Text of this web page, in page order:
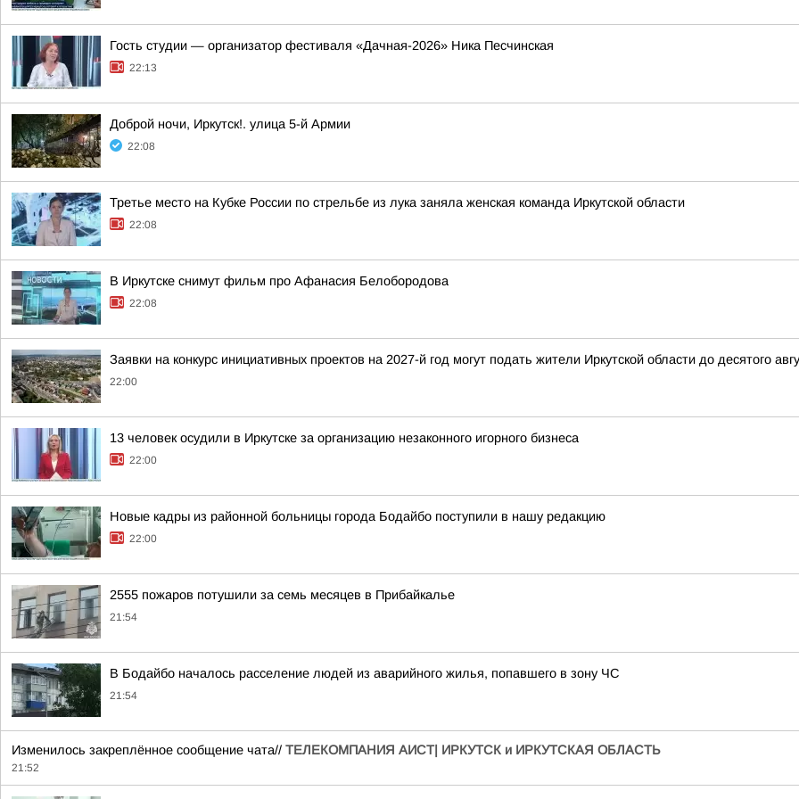
Гость студии — организатор фестиваля «Дачная-2026» Ника Песчинская
22:13
Доброй ночи, Иркутск!. улица 5-й Армии
22:08
Третье место на Кубке России по стрельбе из лука заняла женская команда Иркутской области
22:08
В Иркутске снимут фильм про Афанасия Белобородова
22:08
Заявки на конкурс инициативных проектов на 2027-й год могут подать жители Иркутской области до десятого
22:00
13 человек осудили в Иркутске за организацию незаконного игорного бизнеса
22:00
Новые кадры из районной больницы города Бодайбо поступили в нашу редакцию
22:00
2555 пожаров потушили за семь месяцев в Прибайкалье
21:54
В Бодайбо началось расселение людей из аварийного жилья, попавшего в зону ЧС
21:54
Изменилось закреплённое сообщение чата// ТЕЛЕКОМПАНИЯ АИСТ| ИРКУТСК и ИРКУТСКАЯ ОБЛАСТЬ
21:52